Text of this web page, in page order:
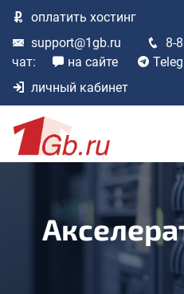
оплатить хостинг
support@1gb.ru
8-
чат:
на сайте
личный кабинет